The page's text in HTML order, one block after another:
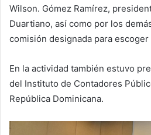
Wilson. Gómez Ramírez,
Duartiano, así como por los
comisión designada para escoger
En la actividad también estuvo
del Instituto de Contadores
República Dominicana.